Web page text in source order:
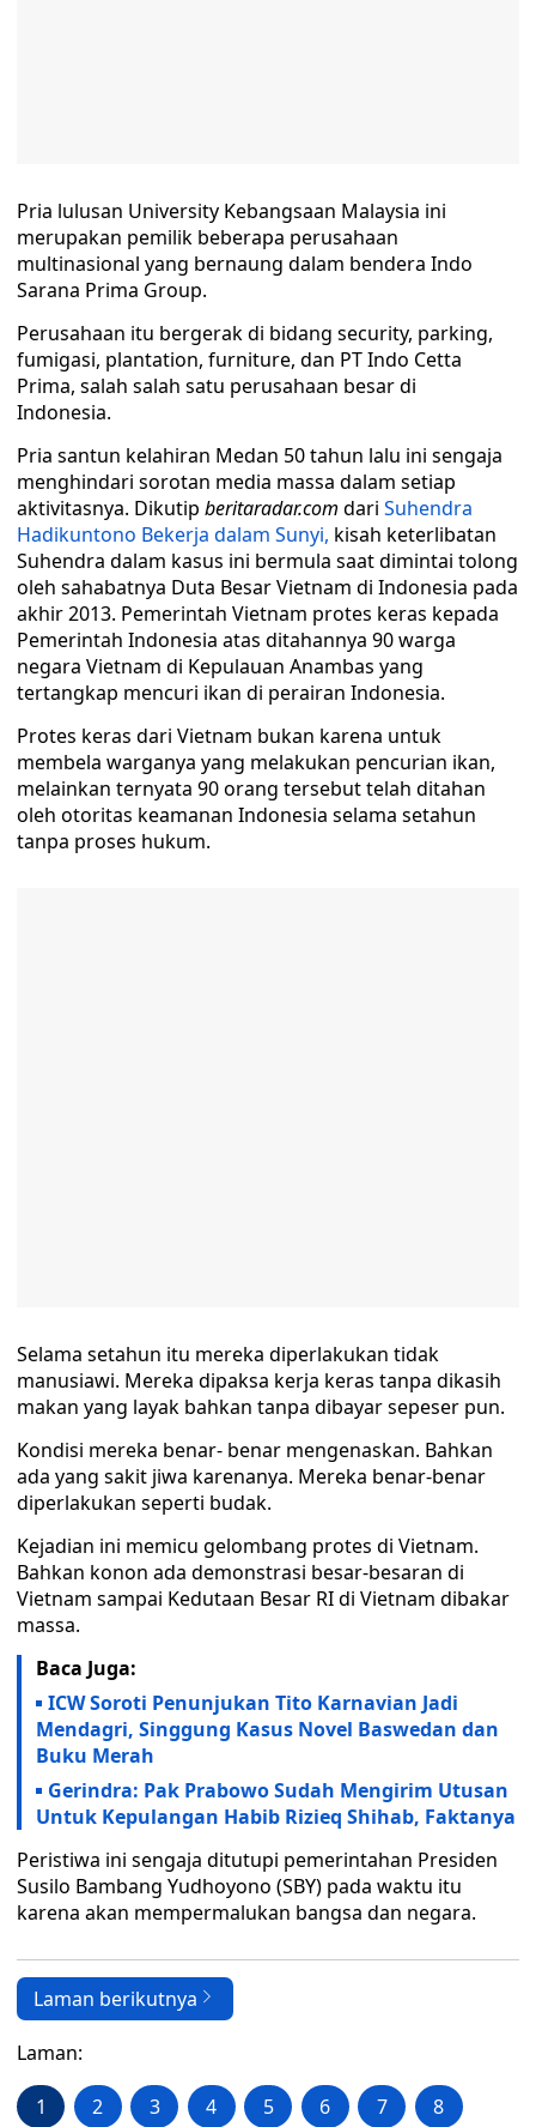
Pria lulusan University Kebangsaan Malaysia ini
merupakan pemilik beberapa perusahaan
multinasional yang bernaung dalam bendera Indo
Sarana Prima Group.
Perusahaan itu bergerak di bidang security, parking,
fumigasi, plantation, furniture, dan PT Indo Cetta
Prima, salah salah satu perusahaan besar di
Indonesia.
Pria santun kelahiran Medan 50 tahun lalu ini sengaja
menghindari sorotan media massa dalam setiap
aktivitasnya. Dikutip beritaradar.com dari Suhendra
Hadikuntono Bekerja dalam Sunyi, kisah keterlibatan
Suhendra dalam kasus ini bermula saat dimintai tolong
oleh sahabatnya Duta Besar Vietnam di Indonesia pada
akhir 2013. Pemerintah Vietnam protes keras kepada
Pemerintah Indonesia atas ditahannya 90 warga
negara Vietnam di Kepulauan Anambas yang
tertangkap mencuri ikan di perairan Indonesia.
Protes keras dari Vietnam bukan karena untuk
membela warganya yang melakukan pencurian ikan,
melainkan ternyata 90 orang tersebut telah ditahan
oleh otoritas keamanan Indonesia selama setahun
tanpa proses hukum.
Selama setahun itu mereka diperlakukan tidak
manusiawi. Mereka dipaksa kerja keras tanpa dikasih
makan yang layak bahkan tanpa dibayar sepeser pun.
Kondisi mereka benar- benar mengenaskan. Bahkan
ada yang sakit jiwa karenanya. Mereka benar-benar
diperlakukan seperti budak.
Kejadian ini memicu gelombang protes di Vietnam.
Bahkan konon ada demonstrasi besar-besaran di
Vietnam sampai Kedutaan Besar RI di Vietnam dibakar
massa.
Baca Juga:
ICW Soroti Penunjukan Tito Karnavian Jadi
Mendagri, Singgung Kasus Novel Baswedan dan
Buku Merah
Gerindra: Pak Prabowo Sudah Mengirim Utusan
Untuk Kepulangan Habib Rizieq Shihab, Faktanya
Peristiwa ini sengaja ditutupi pemerintahan Presiden
Susilo Bambang Yudhoyono (SBY) pada waktu itu
karena akan mempermalukan bangsa dan negara.
Laman berikutnya
Laman:
1 2 3 4 5 6 7 8